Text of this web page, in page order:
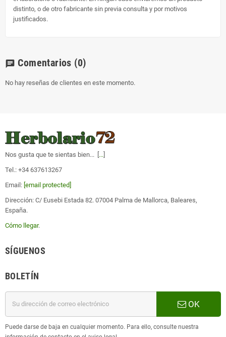
distinto, o de otro fabricante sin previa consulta y por motivos
justificados.
chat Comentarios (0)
No hay reseñas de clientes en este momento.
Nos gusta que te sientas bien... [ ...
Tel.: +34 637613267
Email: [email protected]
Dirección: C/ Eusebi Estada 82. 07004 Palma de Mallorca, Baleares,
España.
Cómo llegar.
SÍGUENOS
BOLETÍN
OK
Puede darse de baja en cualquier momento. Para ello, consulte nuestra